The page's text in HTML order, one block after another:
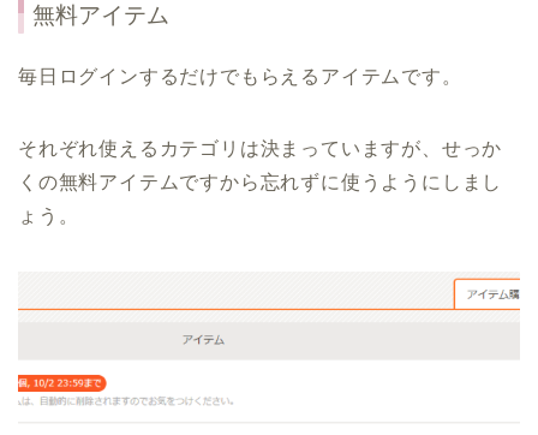
無料アイテム
毎日ログインするだけでもらえるアイテムです。
それぞれ使えるカテゴリは決まっていますが、せっか
くの無料アイテムですから忘れずに使うようにしまし
ょう。